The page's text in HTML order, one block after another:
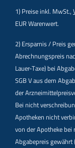
1) Preise inkl. MwSt.,
EUR Warenwert.
2) Ersparnis / Preis
Abrechnungspreis
Lauer-Taxe) bei
SGB V aus dem
der
Bei nicht
Apotheken nicht
von der Apotheke bei
Abgabepreis gewährt